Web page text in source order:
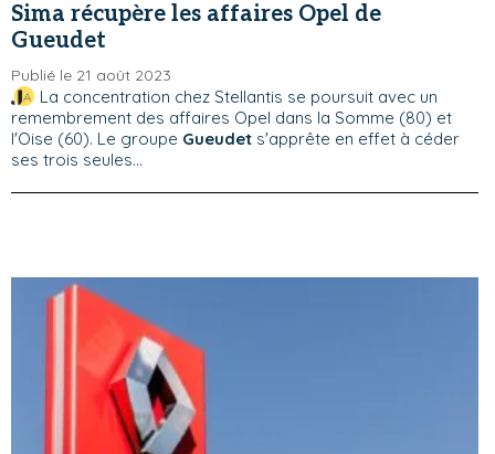
Sima récupère les affaires Opel de
Gueudet
Publié le 21 août 2023
La concentration chez Stellantis se poursuit avec un
remembrement des affaires Opel dans la Somme (80) et
l'Oise (60). Le groupe Gueudet s'apprête en effet à céder
ses trois seules...